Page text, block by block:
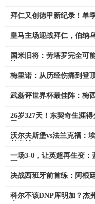
拜仁又创德甲新纪录！单
皇马主场迎战拜仁，伯纳
国米旧将：劳塔罗完全可
梅里诺：从历经伤痛到登
武磊评世界杯最佳阵：梅
26岁327天！东契奇生涯
沃尔夫斯堡vs法兰克福：
一场3-0，让英超再生变：
决战西班牙前首练：阿根
科尔不该DNP库明加？杰